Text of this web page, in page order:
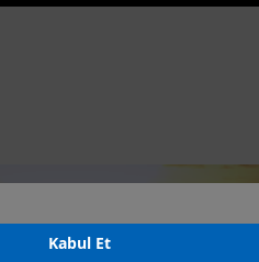
Kabul Et